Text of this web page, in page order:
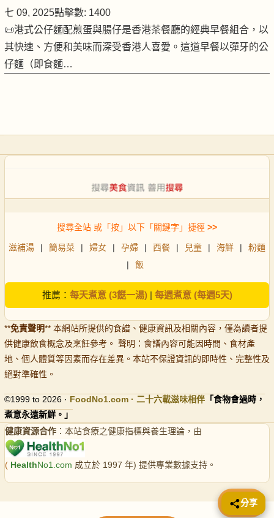
七 09, 2025點擊數: 1400
📜港式公仔麵配煎蛋與腸仔是香港茶餐廳的經典早餐組合，以
其快速、方便和美味而深受香港人喜愛。這道早餐以彈牙的公
仔麵（即食麵…
搜尋全站 或「按」以下「關鍵字」捷徑 >>
滋補湯 | 簡易菜 | 婦女 | 孕婦 | 西餐 | 兒童 | 海鮮 |
粉麵
|
飯
推薦： 每天煮意 (3餸一湯)| 每週煮意 (每週5天)
**免責聲明** 本網站所提供的食譜、健康資訊及相關內容，僅為讀者提
供健康飲食概念及烹飪參考。 聲明：食譜內容可能因時間、食材產
地、個人體質等因素而存在差異。本站不保證資訊的即時性、完整性及
絕對準確性。
©1999 to 2026 · FoodNo1.com · 二十六載滋味相伴 「食物會過時，
煮意永遠新鮮。」
健康資源合作 ：本站食療之健康指標與養生理論，由
( HealthNo1.com 成立於 1997 年) 提供專業數據支持。
📤 分享
分享